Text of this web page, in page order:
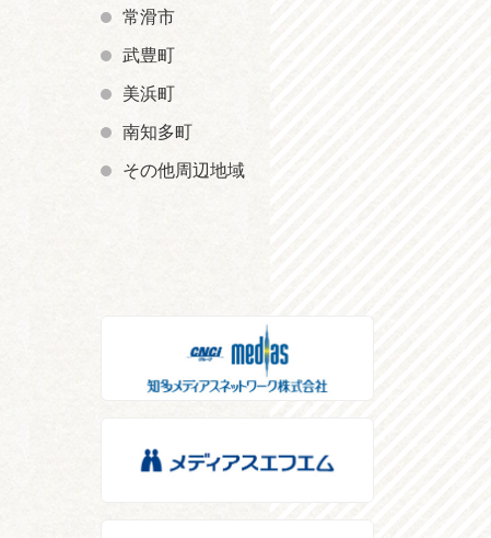
常滑市
武豊町
美浜町
南知多町
その他周辺地域